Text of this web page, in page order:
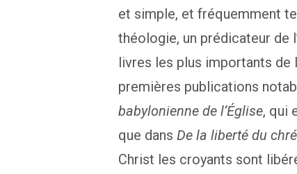
et simple, et fréquemment
théologie, un prédicateur de
livres les plus importants de
premières publications
babylonienne de l’Église, qui
que dans De la liberté du
Christ les croyants sont